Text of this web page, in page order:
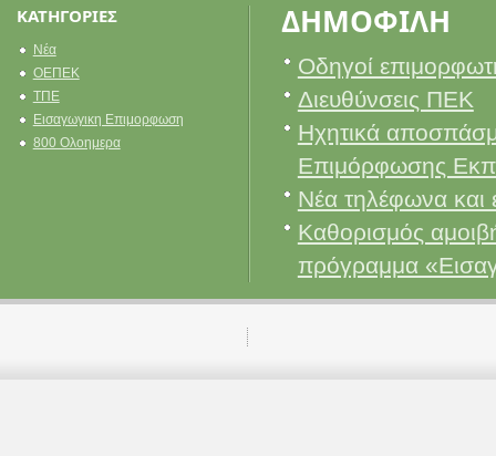
ΚΑΤΗΓΟΡΙΕΣ
Νέα
ΟΕΠΕΚ
ΤΠΕ
Εισαγωγικη Επιμορφωση
800 Ολοημερα
ΔΗΜΟΦΙΛΗ
Οδηγοί
Διευθύνσεις ΠΕΚ
Ηχητικά
Επιμόρφωσης
Νέα τηλέφωνα και
Καθορισμός
πρόγραμμα